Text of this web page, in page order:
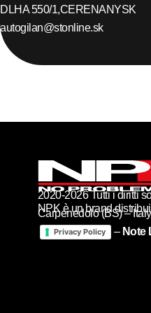
DLHA 550/1,CERENANYSK
autogilan@stonline.sk
NPK è un brand
2020-2026 Tutti i diritti
Carpenedolo (BS) –
Privacy Policy – Note